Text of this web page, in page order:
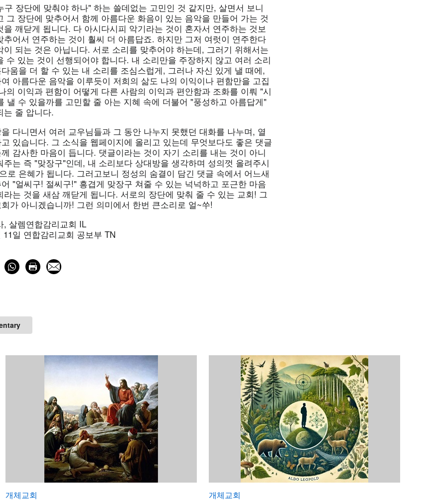
구 장단에 맞춰야 하나" 하는 쓸데없는 고민인 것 같지만, 살면서 보니
그 장단에 맞추어서 함께 아름다운 화음이 있는 음악을 만들어 가는 것
을 깨닫게 됩니다. 다 아시다시피 악기라는 것이 혼자서 연주하는 것보
추어서 연주하는 것이 훨씨 더 아름답죠. 하지만 그저 여럿이 연주한다
이 되는 것은 아닙니다. 서로 소리를 맞추어야 하는데, 그러기 위해서는
수 있는 것이 선행되어야 합니다. 내 소리만을 주장하지 않고 여러 소리
움을 더 할 수 있는 내 소리를 조심스럽게, 그러나 자신 있게 낼 때에,
아름다운 음악을 이루듯이 저희의 삶도 나의 이익이나 편함만을 고집
의 이익과 편함이 어떻게 다른 사람의 이익과 편안함과 조화를 이뤄 "시
낼 수 있을까를 고민할 줄 아는 지혜 속에 더불어 "풍성하고 아름답게"
는 줄 압니다.
다니면서 여러 교우님들과 그 동안 나누지 못했던 대화를 나누며, 열
있습니다. 그 소식을 웹페이지에 올리고 있는데 무엇보다도 좋은 댓글
감사한 마음이 듭니다. 댓글이라는 것이 자기 소리를 내는 것이 아니
주는 즉 "맞장구"인데, 내 소리보다 상대방을 생각하며 성의껏 올려주시
로 은혜가 됩니다. 그러고보니 정성의 숨결이 담긴 댓글 속에서 어느새
"얼씨구! 절씨구!" 흥겹게 맞장구 쳐줄 수 있는 넉넉하고 포근한 마음
라는 것을 새삼 깨닫게 됩니다. 서로의 장단에 맞춰 줄 수 있는 교회! 그
가 아니겠습니까! 그런 의미에서 한번 큰소리로 얼~쑤!
, 살렘연합감리교회 IL
일 연합감리교회 공보부 TN
개체교회 개체교회